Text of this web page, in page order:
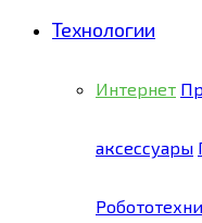
Технологии
Интернет
аксессуары